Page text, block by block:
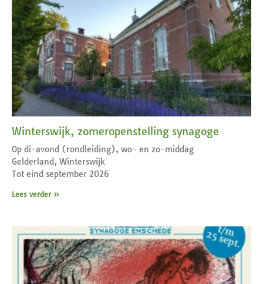
Winterswijk, zomeropenstelling synagoge
Op di-avond (rondleiding), wo- en zo-middag
Gelderland, Winterswijk
Tot eind september 2026
Lees verder »